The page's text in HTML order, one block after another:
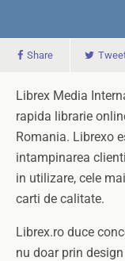
Share
Librex Media
rapida librarie
Romania. Librexo
intampinarea
in utilizare, cele
carti de calitate.
Librex.ro duce
nu doar prin